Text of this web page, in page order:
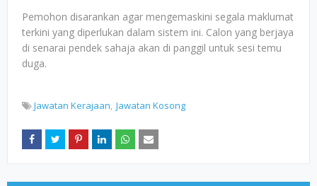
Pemohon disarankan agar mengemaskini segala maklumat
terkini yang diperlukan dalam sistem ini. Calon yang berjaya
di senarai pendek sahaja akan di panggil untuk sesi temu
duga.
Jawatan Kerajaan Jawatan Kosong